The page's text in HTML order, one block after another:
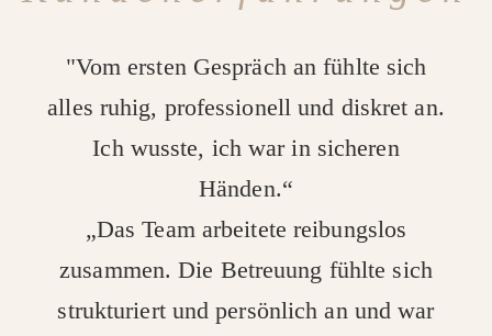
"Vom ersten Gespräch an fühlte sich
alles ruhig, professionell und diskret an.
Ich wusste, ich war in sicheren
Händen.“
„Das Team arbeitete reibungslos
zusammen. Die Betreuung fühlte sich
strukturiert und persönlich an und war